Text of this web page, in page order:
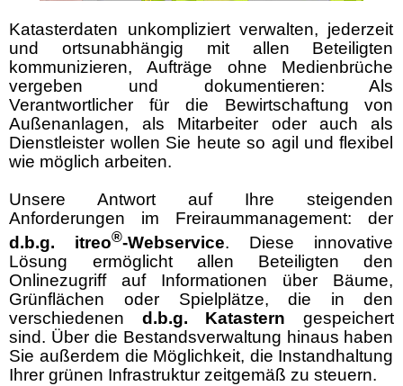
Katasterdaten unkompliziert verwalten, jederzeit
und ortsunabhängig mit allen Beteiligten
kommunizieren, Aufträge ohne Medienbrüche
vergeben und dokumentieren: Als
Verantwortlicher für die Bewirtschaftung von
Außenanlagen, als Mitarbeiter oder auch als
Dienstleister wollen Sie heute so agil und flexibel
wie möglich arbeiten.
Unsere Antwort auf Ihre steigenden
Anforderungen im Freiraummanagement: der
d.b.g. itreo®-Webservice. Diese innovative
Lösung ermöglicht allen Beteiligten den
Onlinezugriff auf Informationen über Bäume,
Grünflächen oder Spielplätze, die in den
verschiedenen d.b.g. Katastern gespeichert
sind. Über die Bestandsverwaltung hinaus haben
Sie außerdem die Möglichkeit, die Instandhaltung
Ihrer grünen Infrastruktur zeitgemäß zu steuern.